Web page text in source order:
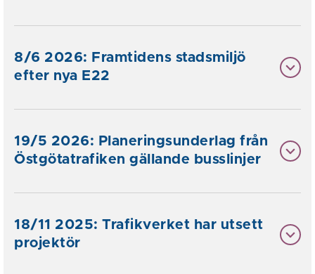
8/6 2026: Framtidens stadsmiljö
efter nya E22
19/5 2026: Planeringsunderlag från
Östgötatrafiken gällande busslinjer
18/11 2025: Trafikverket har utsett
projektör